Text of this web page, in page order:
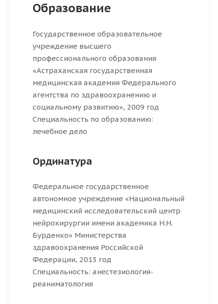
Образование
Государственное образовательное
учреждение высшего
профессионального образования
«Астраханская государственная
медицинская академия Федерального
агентства по здравоохранению и
социальному развитию», 2009 год
Специальность по образованию:
лечебное дело
Ординатура
Федеральное государственное
автономное учреждение «Национальный
медицинский исследовательский центр
нейрохирургии имени академика Н.Н.
Бурденко» Министерства
здравоохранения Российской
Федерации, 2013 год
Специальность: анестезиология-
реаниматология